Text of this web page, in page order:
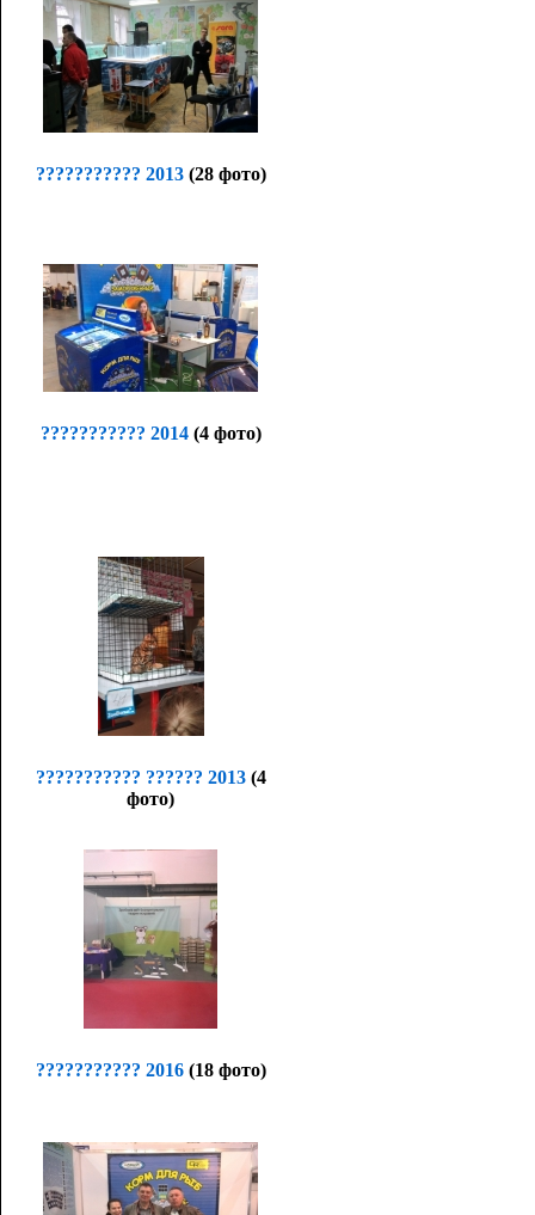
??????????? 2013 (28 фото)
??????????? 2014 (4 фото)
??????????? ?????? 2013 (4
фото)
??????????? 2016 (18 фото)